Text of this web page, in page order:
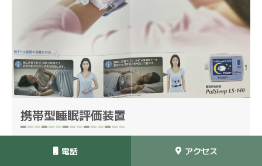
電話 アクセス
携帯型睡眠評価装置